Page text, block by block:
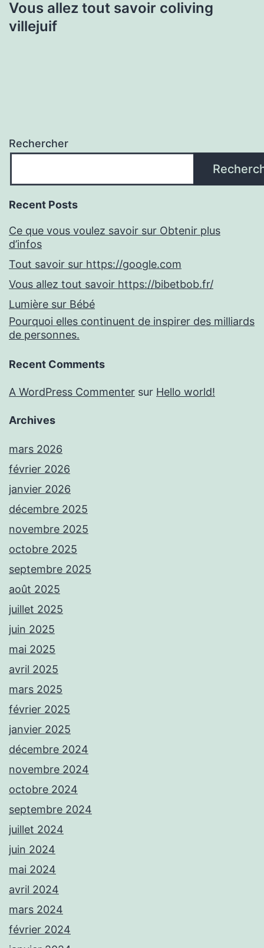
Vous allez tout savoir coliving
villejuif
Rechercher
Recent Posts
Ce que vous voulez savoir sur Obtenir plus
d’infos
Tout savoir sur https://google.com
Vous allez tout savoir https://bibetbob.fr/
Lumière sur Bébé
Pourquoi elles continuent de inspirer des milliards
de personnes.
Recent Comments
A WordPress Commenter sur Hello world!
Archives
mars 2026
février 2026
janvier 2026
décembre 2025
novembre 2025
octobre 2025
septembre 2025
août 2025
juillet 2025
juin 2025
mai 2025
avril 2025
mars 2025
février 2025
janvier 2025
décembre 2024
novembre 2024
octobre 2024
septembre 2024
juillet 2024
juin 2024
mai 2024
avril 2024
mars 2024
février 2024